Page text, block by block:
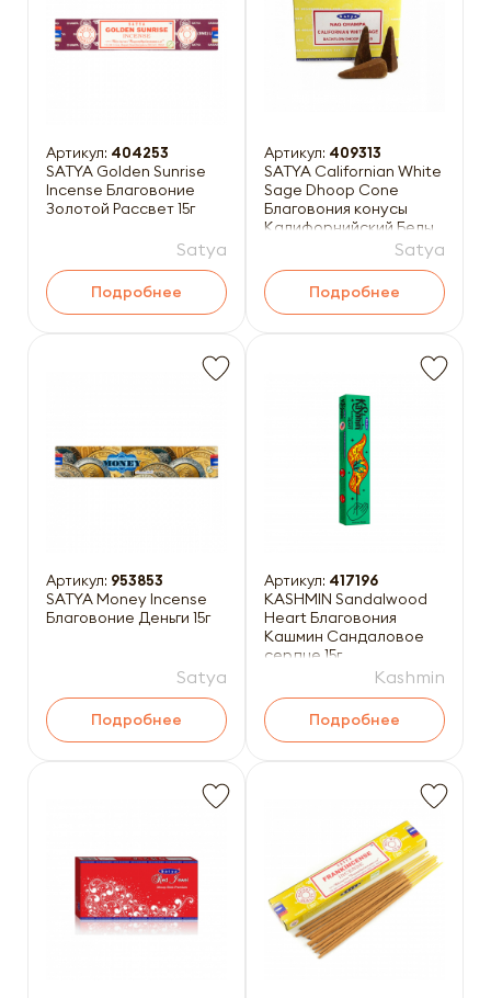
Артикул: 404253
SATYA Golden Sunrise
Incense Благовоние
Золотой Рассвет 15г
Satya
Подробнее
Артикул: 409313
SATYA Californian White
Sage Dhoop Cone
Благовония конусы
Калифорнийский Белый
Satya
Подробнее
Артикул: 953853
SATYA Money Incense
Благовоние Деньги 15г
Satya
Подробнее
Артикул: 417196
KASHMIN Sandalwood
Heart Благовония
Кашмин Сандаловое
сердце 15г
Kashmin
Подробнее